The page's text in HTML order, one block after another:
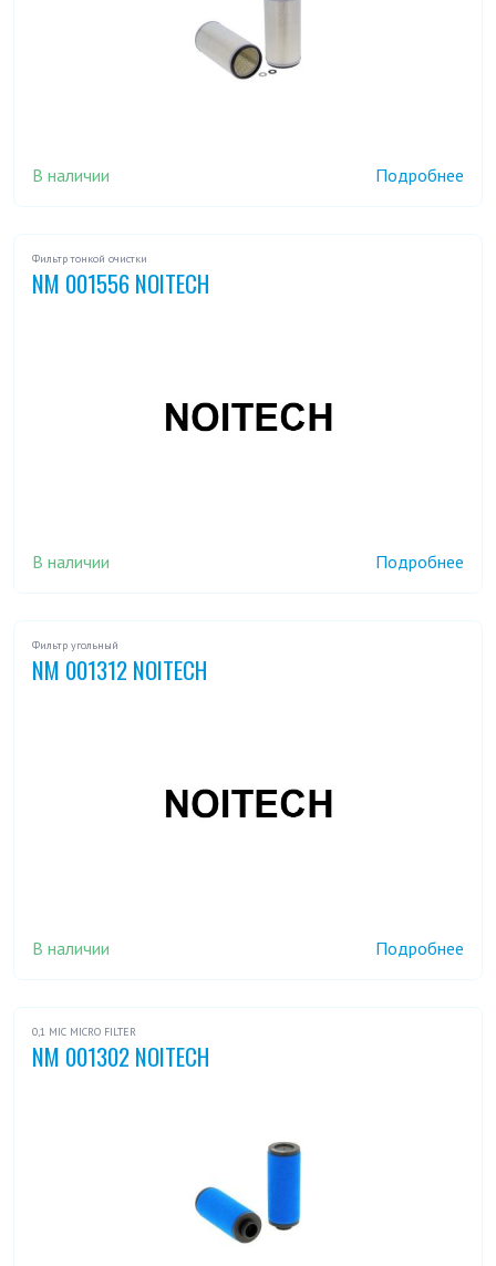
В наличии Подробнее
Фильтр тонкой очистки
NM 001556 NOITECH
В наличии Подробнее
Фильтр угольный
NM 001312 NOITECH
В наличии Подробнее
0,1 MIC MICRO FILTER
NM 001302 NOITECH